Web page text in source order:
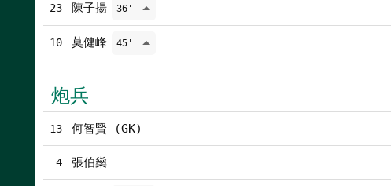
23 陳子揚 36'
10 莫健峰 45'
炮兵
13 何智賢 (GK)
4 張伯燊